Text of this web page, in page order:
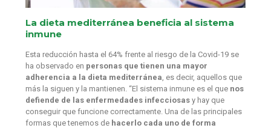
La dieta mediterránea beneficia al sistema
inmune
Esta reducción hasta el 64% frente al riesgo de la Covid-19 se
ha observado en personas que tienen una mayor
adherencia a la dieta mediterránea , es decir, aquellos que
más la siguen y la mantienen. “El sistema inmune es el que nos
defiende de las enfermedades infecciosas y hay que
conseguir que funcione correctamente. Una de las principales
formas que tenemos de hacerlo cada uno de forma